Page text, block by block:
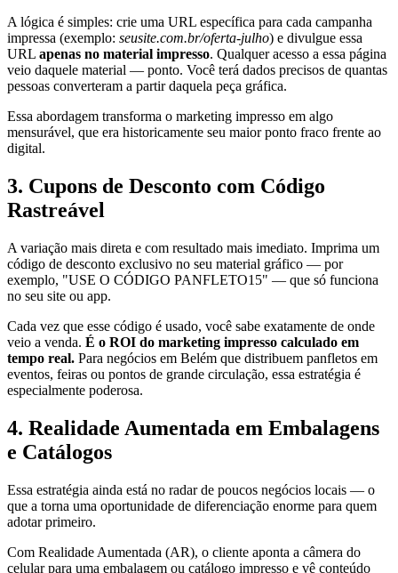
A lógica é simples: crie uma URL específica para cada campanha
impressa (exemplo: seusite.com.br/oferta-julho) e divulgue essa
URL apenas no material impresso. Qualquer acesso a essa página
veio daquele material — ponto. Você terá dados precisos de quantas
pessoas converteram a partir daquela peça gráfica.
Essa abordagem transforma o marketing impresso em algo
mensurável, que era historicamente seu maior ponto fraco frente ao
digital.
3. Cupons de Desconto com Código
Rastreável
A variação mais direta e com resultado mais imediato. Imprima um
código de desconto exclusivo no seu material gráfico — por
exemplo, "USE O CÓDIGO PANFLETO15" — que só funciona
no seu site ou app.
Cada vez que esse código é usado, você sabe exatamente de onde
veio a venda. É o ROI do marketing impresso calculado em
tempo real. Para negócios em Belém que distribuem panfletos em
eventos, feiras ou pontos de grande circulação, essa estratégia é
especialmente poderosa.
4. Realidade Aumentada em Embalagens
e Catálogos
Essa estratégia ainda está no radar de poucos negócios locais — o
que a torna uma oportunidade de diferenciação enorme para quem
adotar primeiro.
Com Realidade Aumentada (AR), o cliente aponta a câmera do
celular para uma embalagem ou catálogo impresso e vê conteúdo